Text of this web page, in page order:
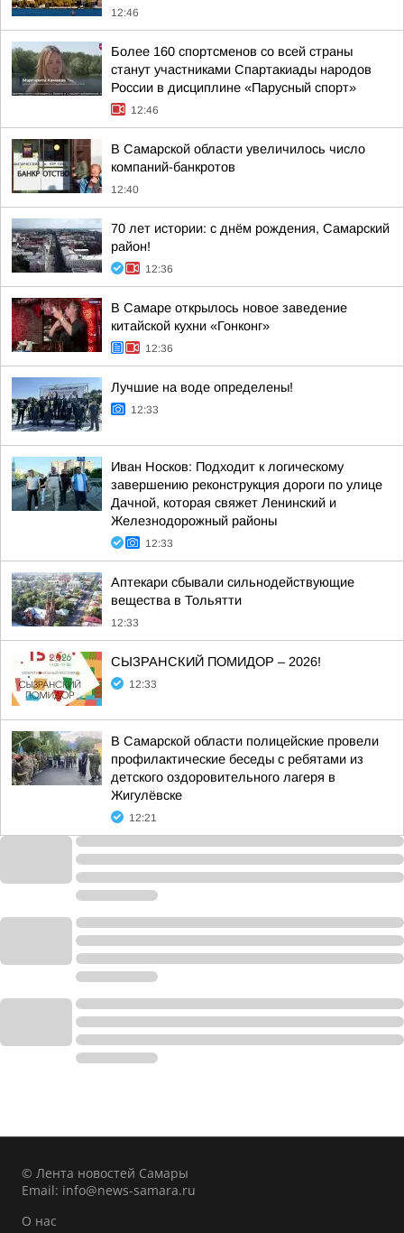
12:46
Более 160 спортсменов со всей страны
станут участниками Спартакиады народов
России в дисциплине «Парусный спорт»
12:46
В Самарской области увеличилось число
компаний-банкротов
12:40
70 лет истории: с днём рождения, Самарский
район!
12:36
В Самаре открылось новое заведение
китайской кухни «Гонконг»
12:36
Лучшие на воде определены!
12:33
Иван Носков: Подходит к логическому
завершению реконструкция дороги по улице
Дачной, которая свяжет Ленинский и
Железнодорожный районы
12:33
Аптекари сбывали сильнодействующие
вещества в Тольятти
12:33
СЫЗРАНСКИЙ ПОМИДОР – 2026!
12:33
В Самарской области полицейские провели
профилактические беседы с ребятами из
детского оздоровительного лагеря в
Жигулёвске
12:21
© Лента новостей Самары
Email: info@news-samara.ru
О нас